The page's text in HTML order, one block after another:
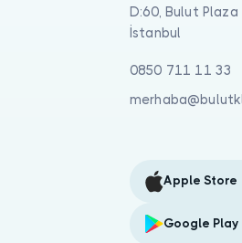
D:60, Bulut
İstanbul
0850 711 11 33
Apple Store
Google Play